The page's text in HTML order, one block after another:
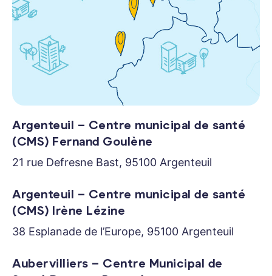
Argenteuil – Centre municipal de santé
(CMS) Fernand Goulène
21 rue Defresne Bast, 95100 Argenteuil
Argenteuil – Centre municipal de santé
(CMS) Irène Lézine
38 Esplanade de l’Europe, 95100 Argenteuil
Aubervilliers – Centre Municipal de